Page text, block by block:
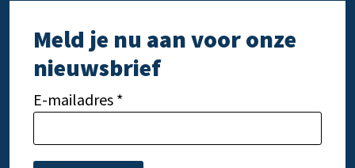
Meld je nu aan voor onze
nieuwsbrief
E-mailadres *